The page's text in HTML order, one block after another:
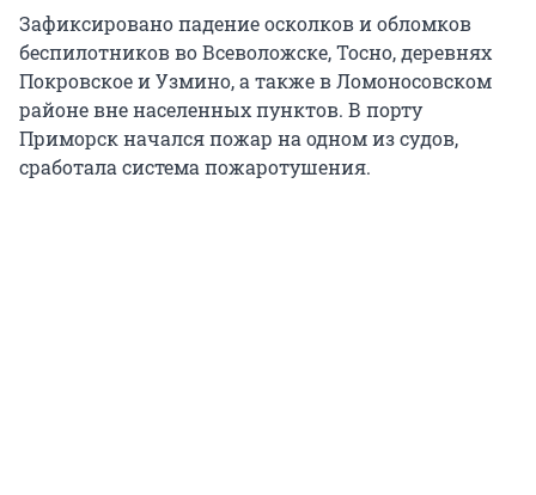
Зафиксировано падение осколков и обломков
беспилотников во Всеволожске, Тосно, деревнях
Покровское и Узмино, а также в Ломоносовском
районе вне населенных пунктов. В порту
Приморск начался пожар на одном из судов,
сработала система пожаротушения.